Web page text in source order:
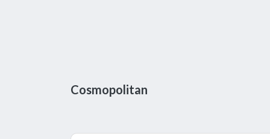
Cosmopolitan